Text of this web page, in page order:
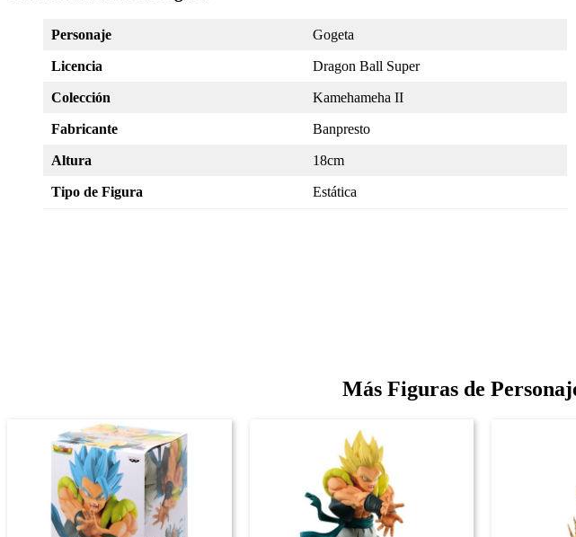
Personaje Gogeta
Licencia Dragon Ball Super
Colección Kamehameha II
Fabricante Banpresto
Altura 18cm
Tipo de Figura Estática
Más Figuras de